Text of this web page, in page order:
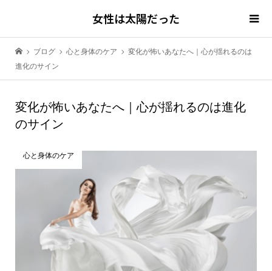
女性は太陽だった
ブログ 心と身体のケア
変化が怖いあなたへ｜心が揺れるのは
進化のサイン
変化が怖いあなたへ｜心が揺れるのは進化
のサイン
心と身体のケア